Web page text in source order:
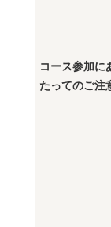
コース参加に
たってのご注